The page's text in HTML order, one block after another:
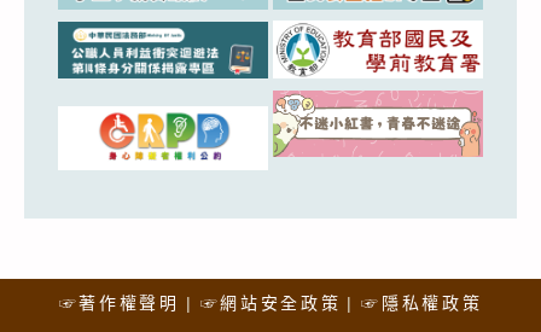
☞著作權聲明 ☞網站安全政策 ☞隱私權政策